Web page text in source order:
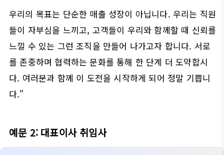
우리의 목표는 단순한 매출 성장이 아닙니다. 우리는 직원
들이 자부심을 느끼고, 고객들이 우리와 함께할 때 신뢰를
느낄 수 있는 그런 조직을 만들어 나가고자 합니다. 서로
를 존중하며 협력하는 문화를 통해 한 단계 더 도약합시
다. 여러분과 함께 이 도전을 시작하게 되어 정말 기쁩니
다."
예문 2: 대표이사 취임사